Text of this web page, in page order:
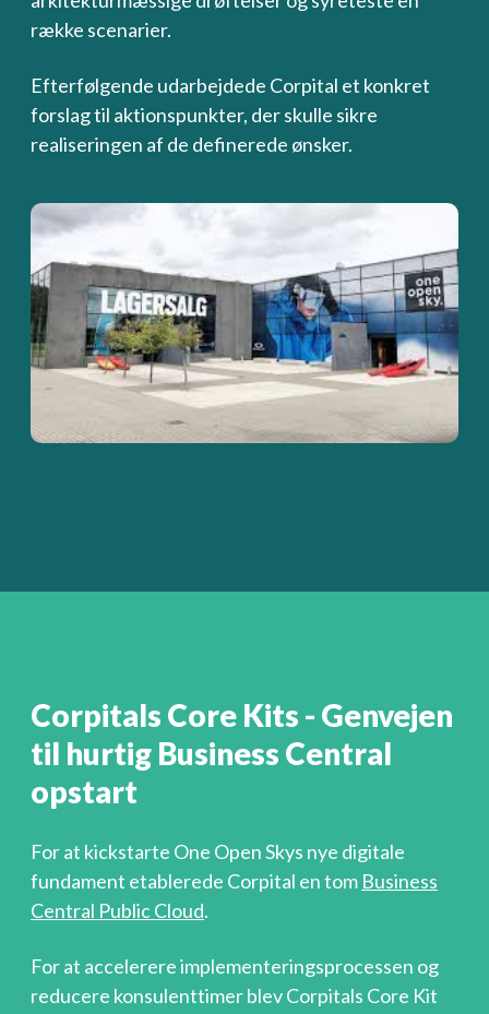
række scenarier.
Efterfølgende udarbejdede Corpital et konkret
forslag til aktionspunkter, der skulle sikre
realiseringen af de definerede ønsker.
Corpitals Core Kits - Genvejen
til hurtig Business Central
opstart
For at kickstarte One Open Skys nye digitale
fundament etablerede Corpital en tom Business
Central Public Cloud.
For at accelerere implementeringsprocessen og
reducere konsulenttimer blev Corpitals Core Kit